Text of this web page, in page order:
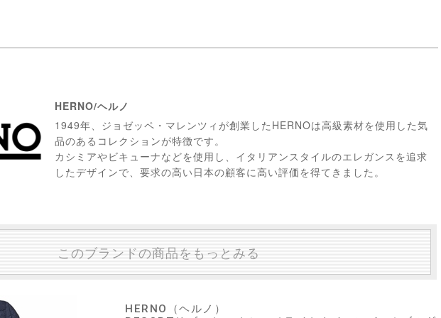
HERNO/ヘルノ
1949年、ジョゼッペ・マレンツィが創業したHERNOは高級素材を使用した気
品のあるコレクションが特徴です。
カシミアやビキューナなどを使用し、イタリアンスタイルのエレガンスを追求
したデザインで、要求の高い日本の顧客に高い評価を得てきました。
このブランドの商品をもっとみる
HERNO（ヘルノ）